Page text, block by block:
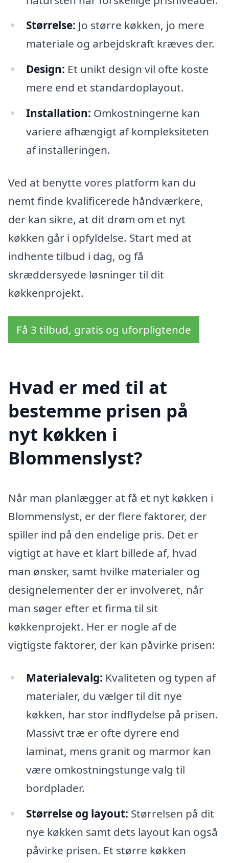
Størrelse: Jo større køkken, jo mere
materiale og arbejdskraft kræves der.
Design: Et unikt design vil ofte koste
mere end et standardoplayout.
Installation: Omkostningerne kan
variere afhængigt af kompleksiteten
af installeringen.
Ved at benytte vores platform kan du
nemt finde kvalificerede håndværkere,
der kan sikre, at dit drøm om et nyt
køkken går i opfyldelse. Start med at
indhente tilbud i dag, og få
skræddersyede løsninger til dit
køkkenprojekt.
Få 3 tilbud, gratis og uforpligtende
Hvad er med til at
bestemme prisen på
nyt køkken i
Blommenslyst?
Når man planlægger at få et nyt køkken i
Blommenslyst, er der flere faktorer, der
spiller ind på den endelige pris. Det er
vigtigt at have et klart billede af, hvad
man ønsker, samt hvilke materialer og
designelementer der er involveret, når
man søger efter et firma til sit
køkkenprojekt. Her er nogle af de
vigtigste faktorer, der kan påvirke prisen:
Materialevalg: Kvaliteten og typen af
materialer, du vælger til dit nye
køkken, har stor indflydelse på prisen.
Massivt træ er ofte dyrere end
laminat, mens granit og marmor kan
være omkostningstunge valg til
bordplader.
Størrelse og layout: Størrelsen på dit
nye køkken samt dets layout kan også
påvirke prisen. Et større køkken